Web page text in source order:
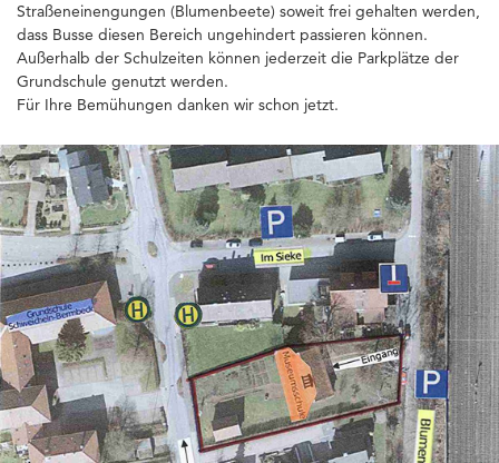
Straßeneinengungen (Blumenbeete) soweit frei gehalten werden,
dass Busse diesen Bereich ungehindert passieren können.
Außerhalb der Schulzeiten können jederzeit die Parkplätze der
Grundschule genutzt werden.
Für Ihre Bemühungen danken wir schon jetzt.